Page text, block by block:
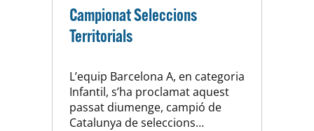
Campionat Seleccions
Territorials
L’equip Barcelona A, en categoria
Infantil, s’ha proclamat aquest
passat diumenge, campió de
Catalunya de seleccions